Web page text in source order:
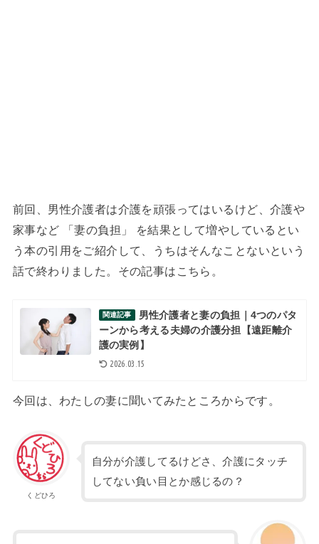
前回、男性介護者は介護を頑張ってはいるけど、介護や
家事など 「妻の負担」 を結果として増やしているとい
う本の引用をご紹介して、うちはそんなことないという
話で終わりました。その記事はこちら。
関連記事
男性介護者と妻の負担｜4つのパタ
ーンから考える夫婦の介護分担【遠距離介
護の実例】
2026.03.15
今回は、わたしの妻に聞いてみたところからです。
くどひろ
自分が介護してるけどさ、介護にタッチ
してない負い目とか感じるの？